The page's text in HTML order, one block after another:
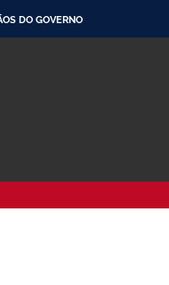
DO GOVERNO